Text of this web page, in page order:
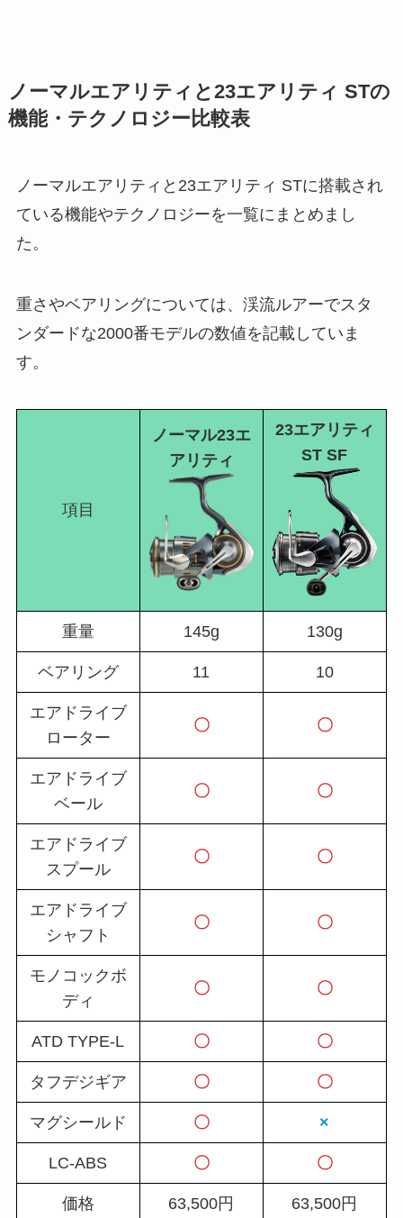
ノーマルエアリティと23エアリティ STの
機能・テクノロジー比較表
ノーマルエアリティと23エアリティ STに搭載され
ている機能やテクノロジーを一覧にまとめまし
た。
重さやベアリングについては、渓流ルアーでスタ
ンダードな2000番モデルの数値を記載していま
す。
項目
ノーマル23エ
アリティ
23エアリティ
ST SF
重量 145g 130g
ベアリング 11 10
エアドライブ
ローター
〇 〇
エアドライブ
ベール
〇 〇
エアドライブ
スプール
〇 〇
エアドライブ
シャフト
〇 〇
モノコックボ
ディ
〇 〇
ATD TYPE-L 〇 〇
タフデジギア 〇 〇
マグシールド 〇 ×
LC-ABS 〇 〇
価格 63,500円 63,500円